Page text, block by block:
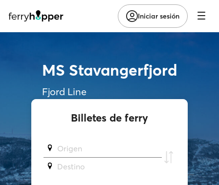
Iniciar sesión
MS Stavangerfjord
Fjord Line
Billetes de ferry
Origen
Destino